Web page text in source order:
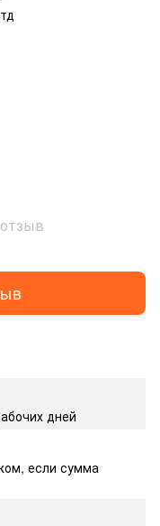
дней
если сумма